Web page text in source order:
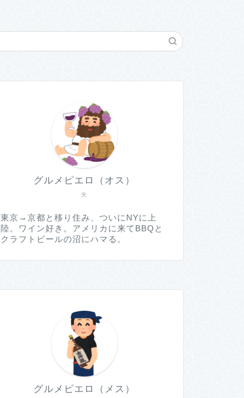
夫
グルメピエロ（オス）
東京→京都と移り住み、ついにNYに上
陸。ワイン好き。アメリカに来てBBQと
クラフトビールの沼にハマる。
グルメピエロ（メス）